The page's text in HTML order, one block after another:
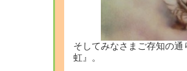
そしてみなさまご存知の
虹』。